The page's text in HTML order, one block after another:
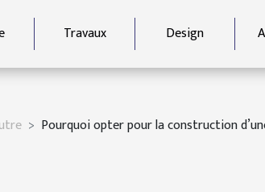
Travaux Design
Pourquoi opter pour la construction